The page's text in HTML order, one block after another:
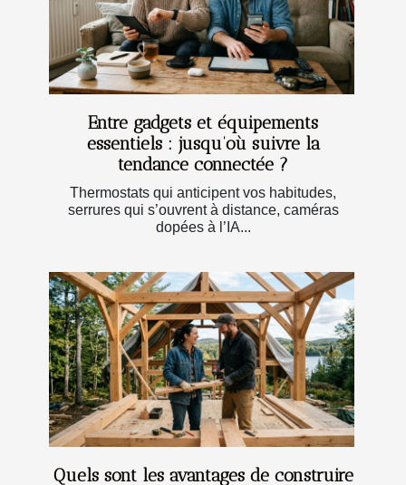
Entre gadgets et équipements
essentiels : jusqu’où suivre la
tendance connectée ?
Thermostats qui anticipent vos habitudes,
serrures qui s’ouvrent à distance, caméras
dopées à l’IA...
Quels sont les avantages de construire